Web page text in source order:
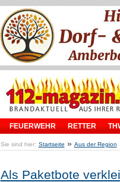
FEUERWEHR RETTER
Sie sind hier: Startseite » Aus der Region
Als Paketbote